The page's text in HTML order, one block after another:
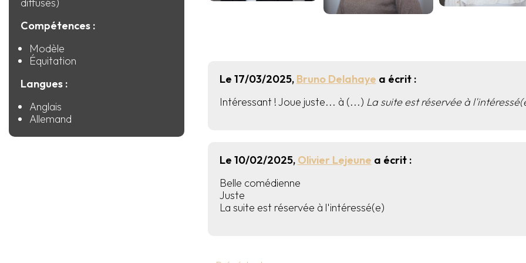
diffusés)
Compétences :
Modèle
Équitation
Langues :
Anglais
Allemand
Le 17/03/2025, Bruno Delahaye a écrit :
Intéressant ! Joue juste... à (...) La suite est réservée à
Le 10/02/2025, Olivier Lejeune a écrit :
Belle comédienne
Juste
La suite est réservée à l'intéressé(e)